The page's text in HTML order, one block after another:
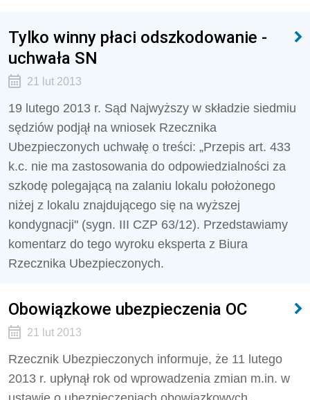
Tylko winny płaci odszkodowanie -
uchwała SN
21 lut 2013
19 lutego 2013 r. Sąd Najwyższy w składzie siedmiu
sędziów podjął na wniosek Rzecznika
Ubezpieczonych uchwałę o treści: „Przepis art. 433
k.c. nie ma zastosowania do odpowiedzialności za
szkodę polegającą na zalaniu lokalu położonego
niżej z lokalu znajdującego się na wyższej
kondygnacji" (sygn. III CZP 63/12). Przedstawiamy
komentarz do tego wyroku eksperta z Biura
Rzecznika Ubezpieczonych.
Obowiązkowe ubezpieczenia OC
21 lut 2013
Rzecznik Ubezpieczonych informuje, że 11 lutego
2013 r. upłynął rok od wprowadzenia zmian m.in. w